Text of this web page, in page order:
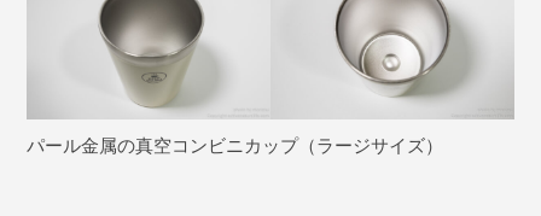
パール金属の真空コンビニカップ（ラージサイズ）